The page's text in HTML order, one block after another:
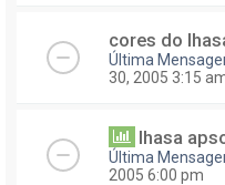
cores do
Última
30, 2005 3:15
lhasa
Última
2005 6:00 pm